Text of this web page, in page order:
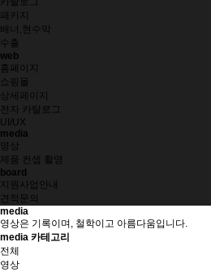
패키지
배너,현수막
수출
web
홈페이지
쇼핑몰
상세페이지
전자 카탈로그
UI/UX
media
영상
제품 컨셉 촬영
board
지원사업안내
견적문의
media
영상은 기록이며, 철학이고 아름다움입니다.
media 카테고리
전체
영상